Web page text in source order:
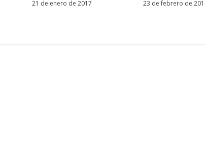
21 de enero de 2017 23 de febrero de